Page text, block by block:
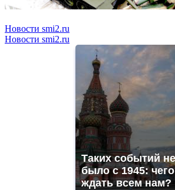
Новости smi2.ru
Новости smi2.ru
Таких событий не
было с 1945: чего
ждать всем нам?